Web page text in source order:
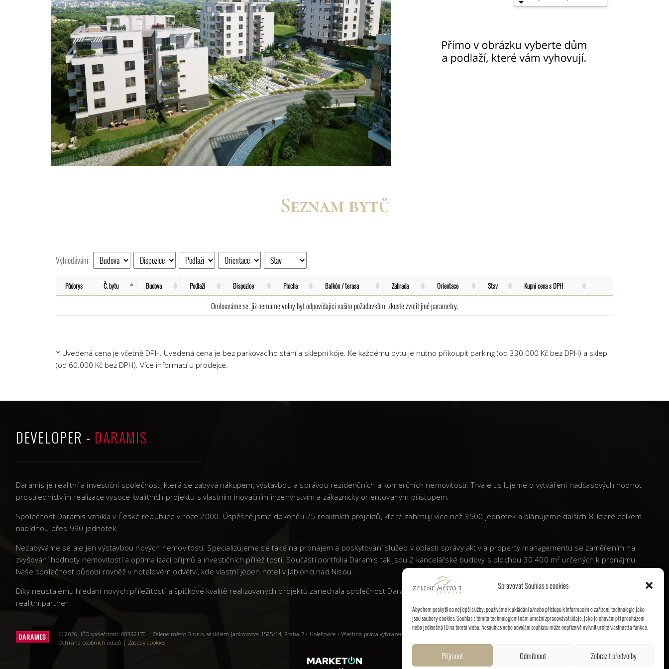
Spravovat Souhlas s cookies
Abychom poskytli co nejlepší služby, používáme k ukládání a/nebo přístupu k informacím o zařízení, technologie jako
jsou soubory cookies. Souhlas s těmito technologiemi nám umožní zpracovávat údaje, jako je chování při procházení
nebo jedinečná ID na tomto webu. Nesouhlas nebo odvolání souhlasu může nepříznivě ovlivnit určité vlastnosti a funkce.
Příjmout Odmítnout Zobrazit předvolby
Seznam bytů
Vyhledávání:
Půdorys Č. bytu Budova Podlaží Dispozice Plocha Balkón / terasa Zahrada Orientace Stav Kupní cena s DPH
Omlouváme se, již nemáme volný byt odpovídající vaším požadavkům, zkuste zvolit jiné parametry.
* Uvedená cena je včetně DPH. Uvedená cena je bez parkovacího stání a sklepní kóje. Ke každému bytu je nutno přikoupit parking (od 330.000 Kč bez DPH) a sklep
(od 60.000 Kč bez DPH). Více informací u prodejce.
DEVELOPER - DARAMIS
Daramis je realitní a investiční společnost, která se zabývá nákupem, výstavbou a správou rezidenčních a komerčních nemovitostí. Trvale usilujeme o vytváření nadčasových hodnot
prostřednictvím realizace vysoce kvalitních projektů s vlastním inovačním inženýrstvím a zákaznicky orientovaným přístupem.
Společnost Daramis vznikla v České republice v roce 2000. Úspěšně jsme dokončili 25 realitních projektů, které zahrnují více než 3500 jednotek a plánujeme dalších 8, které celkem
nabídnou přes 990 jednotek.
Nezabýváme se ale jen výstavbou nových nemovitostí. Specializujeme se také na pronájem a poskytování služeb v oblasti správy aktiv a property managementu se zaměřením na
zvyšování hodnoty nemovitostí a optimalizaci příjmů a investičních příležitostí. Součástí portfolia Daramis tak jsou 2 kancelářské budovy s plochou 30 400 m² určených k pronájmu.
Naše společnost působí rovněž v hotelovém odvětví, kde vlastní jeden hotel v Jablonci nad Nisou.
Díky neustálému hledání nových příležitostí a špičkové kvalitě realizovaných projektů zanechala společnost Daramis v České republice výraznou stopu a etablovala se jako vyhledávaný
realitní partner.
© 2026. IČO společnosti: 08392170 | Zelené město 3 s.r.o, se sídlem Jankovcova 1595/14, Praha 7 - Holešovice • Všechna práva vyhrazena.
Ochrana osobních údajů | Zásady cookies